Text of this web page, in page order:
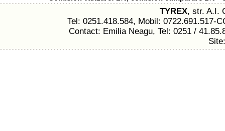
TYREX, str. A.I.
Tel: 0251.418.584, Mobil: 0722.691.517-
Contact: Emilia Neagu, Tel: 0251 /